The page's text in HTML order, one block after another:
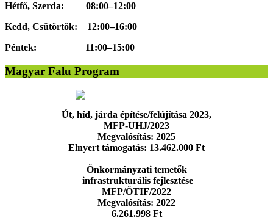
Hétfő, Szerda: 08:00–12:00
Kedd, Csütörtök: 12:00–16:00
Péntek: 11:00–15:00
Magyar Falu Program
Út, híd, járda építése/felújítása 2023,
MFP-UHJ/2023
Megvalósítás: 2025
Elnyert támogatás: 13.462.000 Ft
Önkormányzati temetők
infrastrukturális fejlesztése
MFP/ÖTIF/2022
Megvalósítás: 2022
6.261.998 Ft